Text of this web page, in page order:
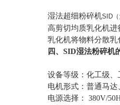
湿法超细粉碎机SID
高剪切均质乳化机
乳化机将物料分散
四、SID湿法粉碎机
设备等级：化工级
电机形式：普通马
电源选择： 380V/